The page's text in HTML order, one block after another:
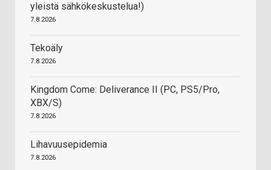
yleistä sähkökeskustelua!)
7.8.2026
Tekoäly
7.8.2026
Kingdom Come: Deliverance II (PC, PS5/Pro,
XBX/S)
7.8.2026
Lihavuusepidemia
7.8.2026